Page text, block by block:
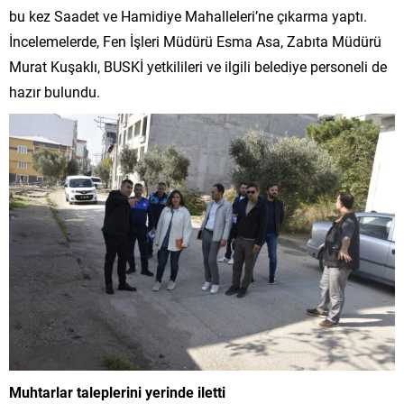
bu kez Saadet ve Hamidiye Mahalleleri’ne çıkarma yaptı.
İncelemelerde, Fen İşleri Müdürü Esma Asa, Zabıta Müdürü
Murat Kuşaklı, BUSKİ yetkilileri ve ilgili belediye personeli de
hazır bulundu.
Muhtarlar taleplerini yerinde iletti